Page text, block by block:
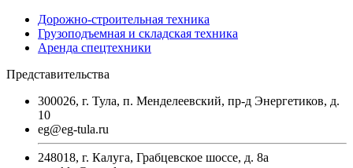
Дорожно-строительная техника
Грузоподъемная и складская техника
Аренда спецтехники
Представительства
300026, г. Тула, п. Менделеевский, пр-д Энергетиков, д.
10
eg@eg-tula.ru
248018, г. Калуга, Грабцевское шоссе, д. 8а